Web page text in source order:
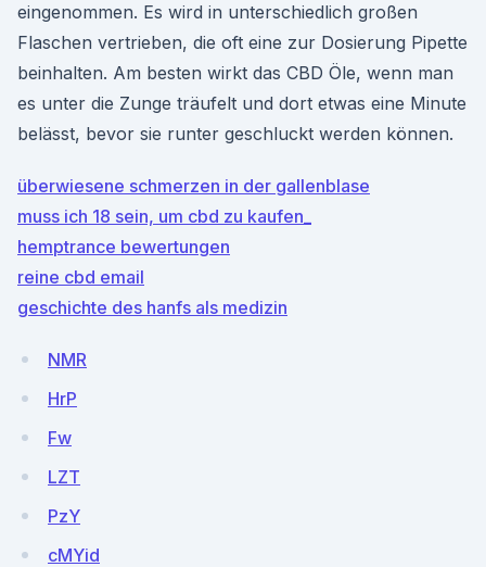
eingenommen. Es wird in unterschiedlich großen
Flaschen vertrieben, die oft eine zur Dosierung Pipette
beinhalten. Am besten wirkt das CBD Öle, wenn man
es unter die Zunge träufelt und dort etwas eine Minute
belässt, bevor sie runter geschluckt werden können.
überwiesene schmerzen in der gallenblase
muss ich 18 sein, um cbd zu kaufen_
hemptrance bewertungen
reine cbd email
geschichte des hanfs als medizin
NMR
HrP
Fw
LZT
PzY
cMYid